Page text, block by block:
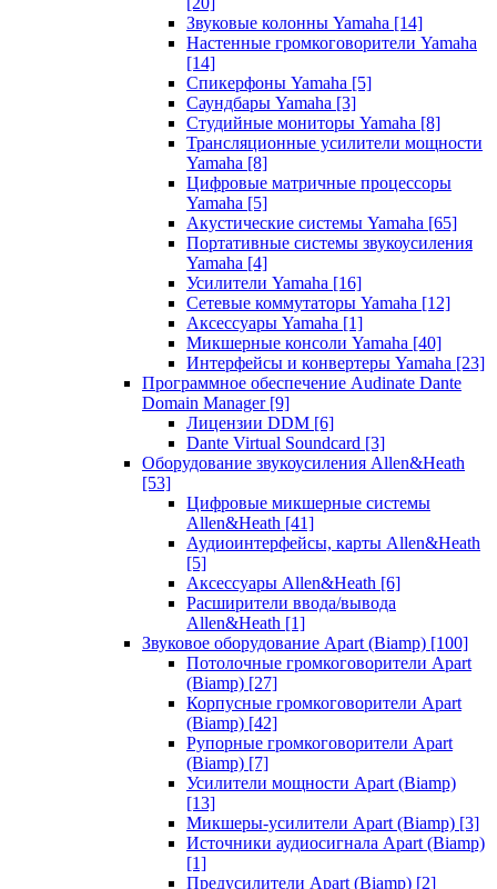
Звуковые колонны Yamaha [14]
Настенные громкоговорители Yamaha
[14]
Спикерфоны Yamaha [5]
Саундбары Yamaha [3]
Студийные мониторы Yamaha [8]
Трансляционные усилители мощности
Yamaha [8]
Цифровые матричные процессоры
Yamaha [5]
Акустические системы Yamaha [65]
Портативные системы звукоусиления
Yamaha [4]
Усилители Yamaha [16]
Сетевые коммутаторы Yamaha [12]
Аксессуары Yamaha [1]
Микшерные консоли Yamaha [40]
Интерфейсы и конвертеры Yamaha [23]
Программное обеспечение Audinate Dante
Domain Manager [9]
Лицензии DDM [6]
Dante Virtual Soundcard [3]
Оборудование звукоусиления Allen&Heath
[53]
Цифровые микшерные системы
Allen&Heath [41]
Аудиоинтерфейсы, карты Allen&Heath
[5]
Аксессуары Allen&Heath [6]
Расширители ввода/вывода
Allen&Heath [1]
Звуковое оборудование Apart (Biamp) [100]
Потолочные громкоговорители Apart
(Biamp) [27]
Корпусные громкоговорители Apart
(Biamp) [42]
Рупорные громкоговорители Apart
(Biamp) [7]
Усилители мощности Apart (Biamp)
[13]
Микшеры-усилители Apart (Biamp) [3]
Источники аудиосигнала Apart (Biamp)
[1]
Предусилители Apart (Biamp) [2]